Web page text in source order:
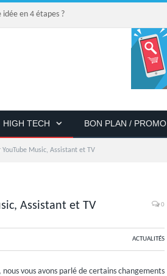
en 4 étapes ?
HIGH TECH BON PLAN / PROMO
Music, Assistant et TV
Assistant et TV 0
ACTUALITÉS
vous avons parlé de certains changements